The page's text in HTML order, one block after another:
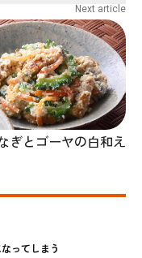
Next article
ぎとゴーヤの白和え
ってしまう